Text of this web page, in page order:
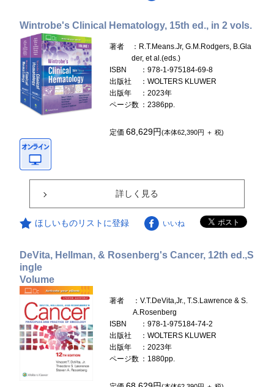
Wintrobe's Clinical Hematology, 15th ed., in 2 vols.
著者
：R.T.Means.Jr, G.M.Rodgers, B.Gla
der, et al.(eds.)
ISBN
：978-1-975184-69-8
出版社
：WOLTERS KLUWER
出版年
：2023年
ページ数 ：2386pp.
定価68,629円(本体62,390円 ＋ 税)
詳しく見る
ほしいものリストに登録 いいね
DeVita, Hellman, & Rosenberg's Cancer, 12th ed.,S
ingle
Volume
著者
：V.T.DeVita,Jr., T.S.Lawrence & S.
A.Rosenberg
ISBN
：978-1-975184-74-2
出版社
：WOLTERS KLUWER
出版年
：2023年
ページ数 ：1880pp.